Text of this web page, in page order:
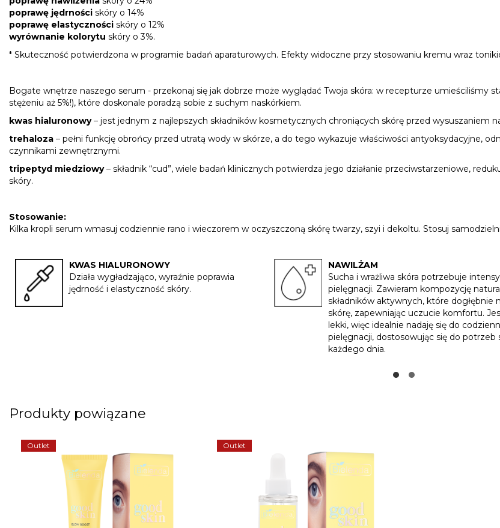
poprawę jędrności skóry o 14%
poprawę elastyczności skóry o 12%
wyrównanie kolorytu skóry o 3%.
* Skuteczność potwierdzona w programie badań aparaturowych. Efekty widoczne przy stosowaniu kremu wraz
Bogate wnętrze naszego serum - przekonaj się jak dobrze może wyglądać Twoja skóra: w recepturze umieściliśmy
stężeniu aż 5%!), które doskonale poradzą sobie z suchym naskórkiem.
kwas hialuronowy– jest jednym z najlepszych składników kosmetycznych chroniących skórę przed wysuszaniem
trehaloza – pełni funkcję obrońcy przed utratą wody w skórze, a do tego wykazuje właściwości antyoksydacyjne,
czynnikami zewnętrznymi.
tripeptyd miedziowy– składnik “cud”, wiele badań klinicznych potwierdza jego działanie przeciwstarzeniowe,
skóry.
Stosowanie:
Kilka kropli serum wmasuj codziennie rano i wieczorem w oczyszczoną skórę twarzy, szyi i dekoltu. Stosuj
KWAS HIALURONOWY
Działa wygładzająco, wyraźnie poprawia
jędrność i elastyczność skóry.
NAWILŻAM
Sucha i wrażliwa skóra potrzebuje
pielęgnacji. Zawieram kompozycję
składników aktywnych, które dogłębnie
skórę, zapewniając uczucie komfortu.
lekki, więc idealnie nadaję się do
pielęgnacji, dostosowując się do potrzeb
każdego dnia.
Produkty powiązane
Outlet Outlet